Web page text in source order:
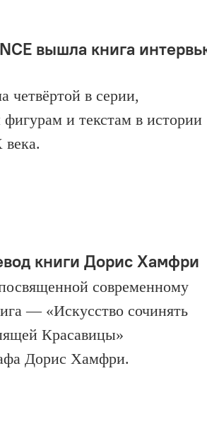
вышла книга
четвёртой в серии,
и текстам в истории
книги Дорис Хамфри
современному
— «Искусство сочинять
Красавицы»
Дорис Хамфри.